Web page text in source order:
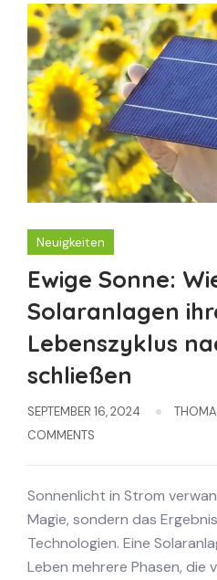
Neuigkeiten
Ewige Sonne:
Solaranlagen
Lebenszyklus
schließen
SEPTEMBER 16, 2024
COMMENTS
Sonnenlicht in Strom
Magie, sondern das
Technologien. Eine
Leben mehrere Phasen, die